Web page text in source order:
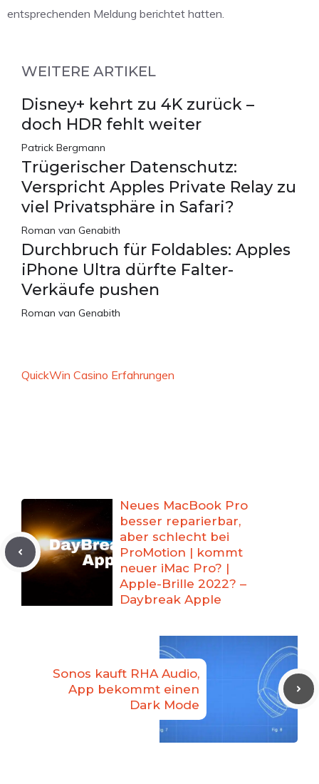
entsprechenden Meldung berichtet hatten.
WEITERE ARTIKEL
Disney+ kehrt zu 4K zurück –
doch HDR fehlt weiter
Patrick Bergmann
Trügerischer Datenschutz:
Verspricht Apples Private Relay zu
viel Privatsphäre in Safari?
Roman van Genabith
Durchbruch für Foldables: Apples
iPhone Ultra dürfte Falter-
Verkäufe pushen
Roman van Genabith
QuickWin Casino Erfahrungen
Neues MacBook Pro
besser reparierbar,
aber schlecht bei
ProMotion | kommt
neuer iMac Pro? |
Apple-Brille 2022? –
Daybreak Apple
Sonos kauft RHA Audio,
App bekommt einen
Dark Mode